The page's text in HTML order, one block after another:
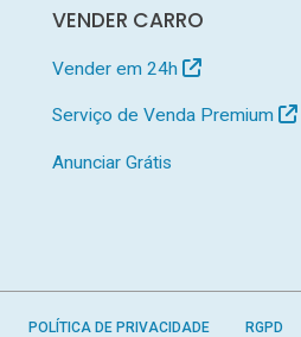
VENDER CARRO
Vender em 24h
Serviço de Venda Premium
Anunciar Grátis
POLÍTICA DE PRIVACIDADE RGPD